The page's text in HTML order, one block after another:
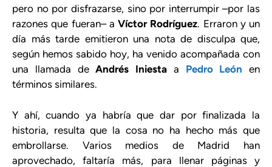
pero no por disfrazarse, sino por interrumpir –por las
razones que fueran– a Víctor Rodríguez. Erraron y un
día más tarde emitieron una nota de disculpa que,
según hemos sabido hoy, ha venido acompañada con
una llamada deAndrés Iniesta a Pedro León en
términos similares.
Y ahí, cuando ya habría que dar por finalizada la
historia, resulta que la cosa no ha hecho más que
embrollarse. Varios medios de Madrid han
aprovechado, faltaría más, para llenar páginas y